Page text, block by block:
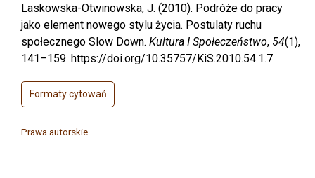
Laskowska-Otwinowska, J. (2010). Podróże do pracy
jako element nowego stylu życia. Postulaty ruchu
społecznego Slow Down. Kultura I Społeczeństwo, 54(1),
141–159. https://doi.org/10.35757/KiS.2010.54.1.7
Formaty cytowań
Prawa autorskie